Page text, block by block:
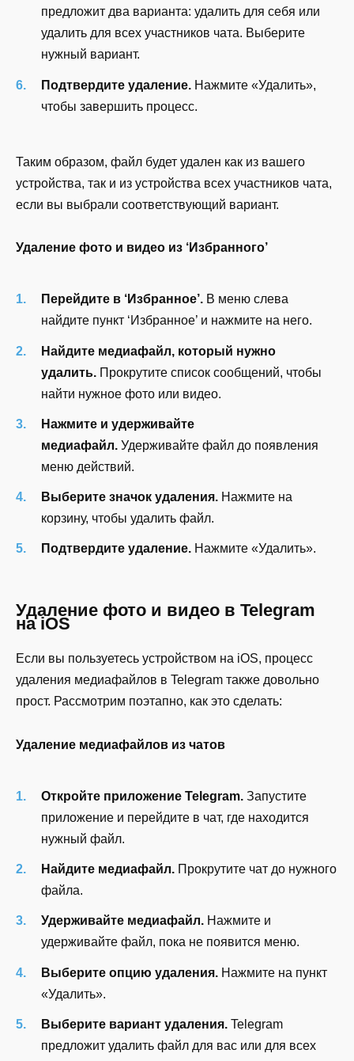
предложит два варианта: удалить для себя или
удалить для всех участников чата. Выберите
нужный вариант.
Подтвердите удаление. Нажмите «Удалить»,
чтобы завершить процесс.
Таким образом, файл будет удален как из вашего
устройства, так и из устройства всех участников чата,
если вы выбрали соответствующий вариант.
Удаление фото и видео из ‘Избранного’
Перейдите в ‘Избранное’. В меню слева
найдите пункт ‘Избранное’ и нажмите на него.
Найдите медиафайл, который нужно
удалить. Прокрутите список сообщений, чтобы
найти нужное фото или видео.
Нажмите и удерживайте
медиафайл. Удерживайте файл до появления
меню действий.
Выберите значок удаления. Нажмите на
корзину, чтобы удалить файл.
Подтвердите удаление. Нажмите «Удалить».
Удаление фото и видео в Telegram
на iOS
Если вы пользуетесь устройством на iOS, процесс
удаления медиафайлов в Telegram также довольно
прост. Рассмотрим поэтапно, как это сделать:
Удаление медиафайлов из чатов
Откройте приложение Telegram. Запустите
приложение и перейдите в чат, где находится
нужный файл.
Найдите медиафайл. Прокрутите чат до нужного
файла.
Удерживайте медиафайл. Нажмите и
удерживайте файл, пока не появится меню.
Выберите опцию удаления. Нажмите на пункт
«Удалить».
Выберите вариант удаления. Telegram
предложит удалить файл для вас или для всех